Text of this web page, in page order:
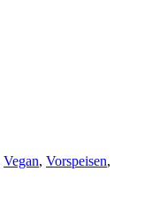
Vegan, Vorspeisen,